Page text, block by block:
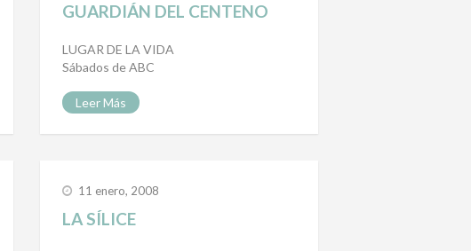
GUARDIÁN DEL CENTENO
LUGAR DE LA VIDA
Sábados de ABC
Leer Más
11 enero, 2008
LA SÍLICE